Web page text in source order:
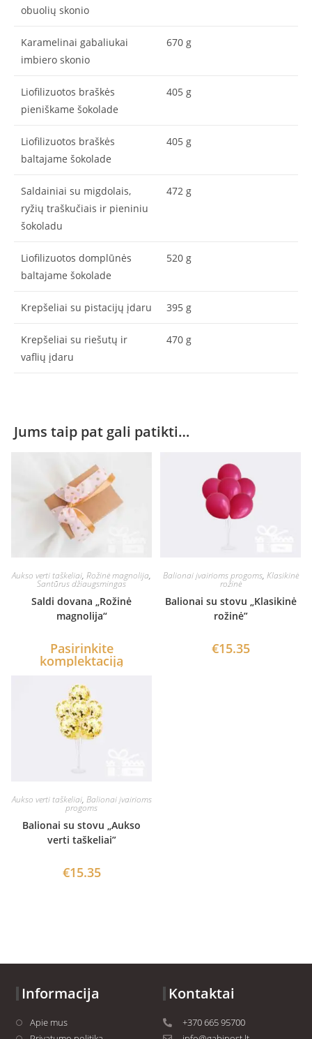
obuolių skonio
Karamelinai gabaliukai
imbiero skonio
670 g
Liofilizuotos braškės
pieniškame šokolade
405 g
Liofilizuotos braškės
baltajame šokolade
405 g
Saldainiai su migdolais,
ryžių traškučiais ir pieniniu
šokoladu
472 g
Liofilizuotos domplūnės
baltajame šokolade
520 g
Krepšeliai su pistacijų įdaru 395 g
Krepšeliai su riešutų ir
vaflių įdaru
470 g
Jums taip pat gali patikti…
Aukso verti taškeliai, Rožinė magnolija,
Santūrus džiaugsmingas
Saldi dovana „Rožinė
magnolija“
Pasirinkite
komplektaciją
Balionai įvairioms progoms, Klasikinė
rožinė
Balionai su stovu „Klasikinė
rožinė”
€15.35
Aukso verti taškeliai, Balionai įvairioms
progoms
Balionai su stovu „Aukso
verti taškeliai”
€15.35
Informacija
Apie mus
Kontaktai
+370 665 95700